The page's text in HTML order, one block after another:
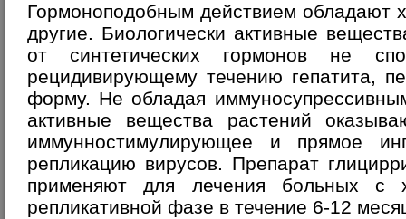
Гормоноподобным действием обладают
другие. Биологически активные
от синтетических гормонов не
рецидивирующему течению гепатита,
форму. Не обладая
активные вещества растений
иммунностимулирующее и прямое
репликацию вирусов. Препарат
применяют для лечения больных с
репликативной фазе в течение 6-12